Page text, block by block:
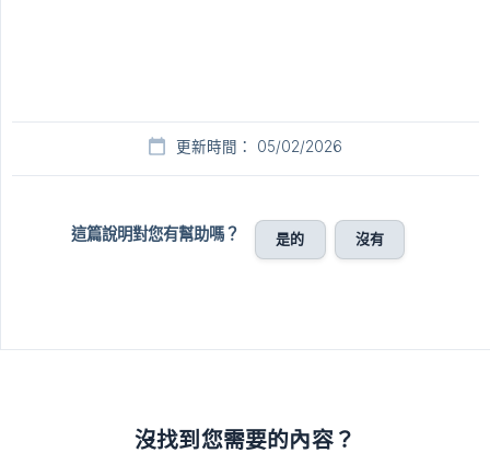
更新時間： 05/02/2026
這篇說明對您有幫助嗎？ 是的 沒有
沒找到您需要的內容？